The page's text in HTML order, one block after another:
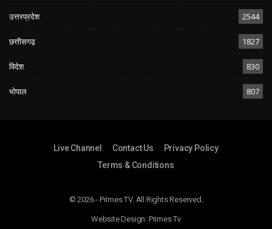
उत्तरप्रदेश 2544
छत्तीसगढ़ 1827
विदेश 830
भोपाल 807
Live Channel Contact Us
Privacy Policy
Terms & Conditions
© 2026 - Primes TV. All Rights Reserved.
Website Design: Primes Tv